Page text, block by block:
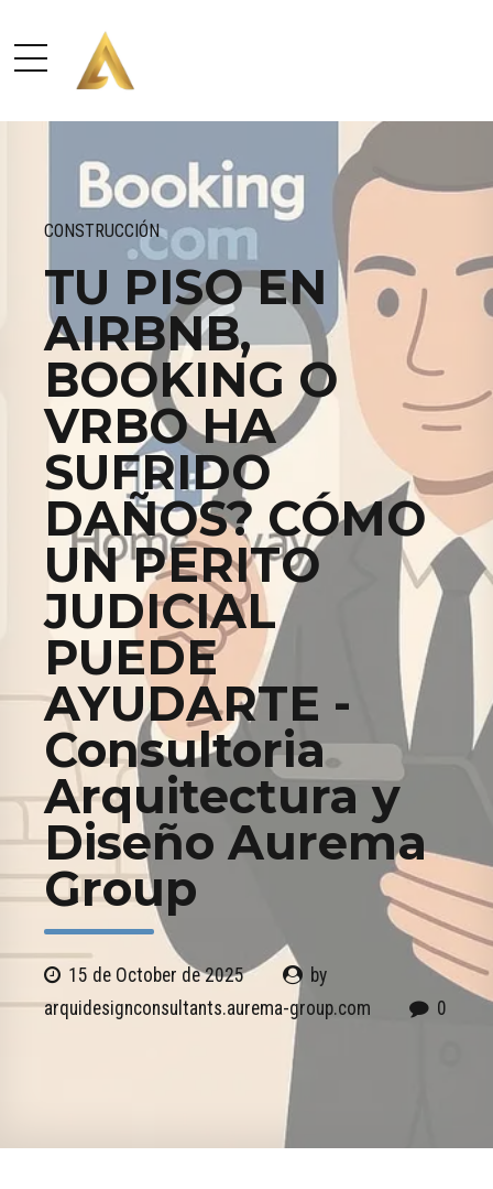
CONSTRUCCIÓN
TU PISO EN
AIRBNB,
BOOKING O
VRBO HA
SUFRIDO
DAÑOS? CÓMO
UN PERITO
JUDICIAL
PUEDE
AYUDARTE -
Consultoria
Arquitectura y
Diseño Aurema
Group
15 de October de 2025
by
arquidesignconsultants.aurema-group.com
0